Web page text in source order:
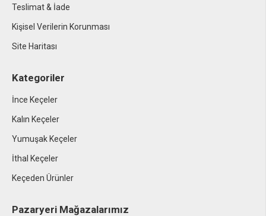
Teslimat & İade
Kişisel Verilerin Korunması
Site Haritası
Kategoriler
İnce Keçeler
Kalın Keçeler
Yumuşak Keçeler
İthal Keçeler
Keçeden Ürünler
Pazaryeri Mağazalarımız